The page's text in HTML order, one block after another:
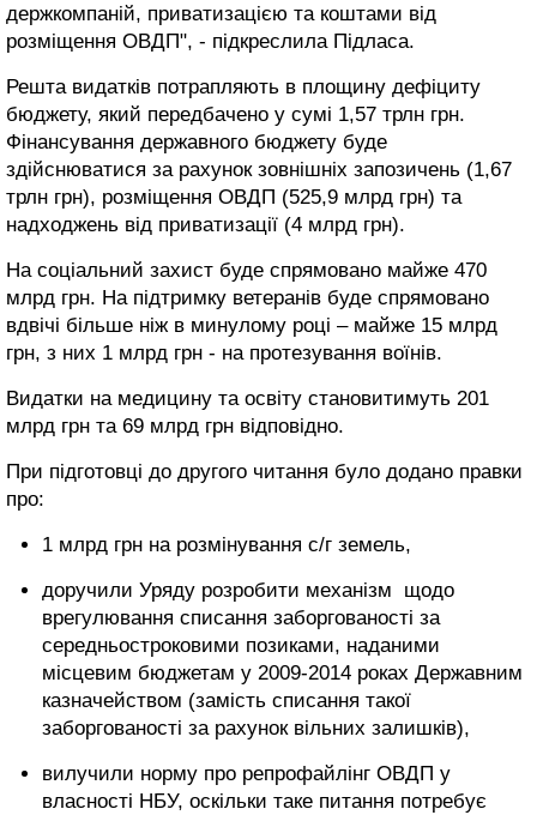
держкомпаній, приватизацією та коштами від
розміщення ОВДП", - підкреслила Підласа.
Решта видатків потрапляють в площину дефіциту
бюджету, який передбачено у сумі 1,57 трлн грн.
Фінансування державного бюджету буде
здійснюватися за рахунок зовнішніх запозичень (1,67
трлн грн), розміщення ОВДП (525,9 млрд грн) та
надходжень від приватизації (4 млрд грн).
На соціальний захист буде спрямовано майже 470
млрд грн. На підтримку ветеранів буде спрямовано
вдвічі більше ніж в минулому році – майже 15 млрд
грн, з них 1 млрд грн - на протезування воїнів.
Видатки на медицину та освіту становитимуть 201
млрд грн та 69 млрд грн відповідно.
При підготовці до другого читання було додано правки
про:
1 млрд грн на розмінування с/г земель,
доручили Уряду розробити механізм щодо
врегулювання списання заборгованості за
середньостроковими позиками, наданими
місцевим бюджетам у 2009-2014 роках Державним
казначейством (замість списання такої
заборгованості за рахунок вільних залишків),
вилучили норму про репрофайлінг ОВДП у
власності НБУ, оскільки таке питання потребує